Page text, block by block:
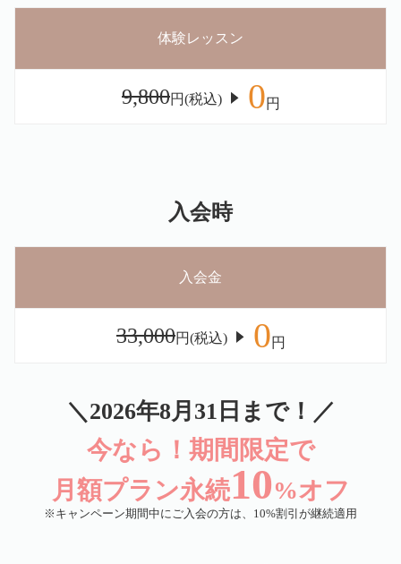
体験レッスン
9,800円(税込) 0円
入会時
入会金
33,000円(税込) 0円
＼2026年8月31日まで！／
今なら！期間限定で
月額プラン永続10%オフ
※キャンペーン期間中にご入会の方は、10%割引が継続適用